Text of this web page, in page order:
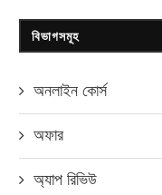
বিভাগসমূহ
অনলাইন কোর্স
অফার
অ্যাপ রিভিউ